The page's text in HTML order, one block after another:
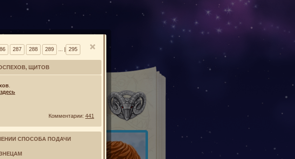
287 288 289 ... | 295
ЩИТОВ
здесь
Комментарии: 441
СПОСОБА ПОДАЧИ